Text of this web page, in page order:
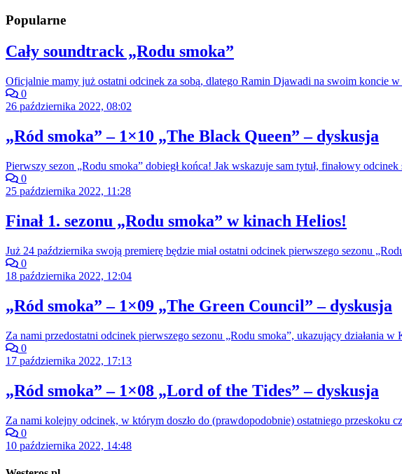
Popularne
Cały soundtrack „Rodu smoka”
Oficjalnie mamy już ostatni odcinek za sobą, dlatego Ramin Djawadi na swoim koncie
0
26 października 2022, 08:02
„Ród smoka” – 1×10 „The Black Queen” – dyskusja
Pierwszy sezon „Rodu smoka” dobiegł końca! Jak wskazuje sam tytuł, finałowy
0
25 października 2022, 11:28
Finał 1. sezonu „Rodu smoka” w kinach Helios!
Już 24 października swoją premierę będzie miał ostatni odcinek pierwszego sezonu
0
18 października 2022, 12:04
„Ród smoka” – 1×09 „The Green Council” – dyskusja
Za nami przedostatni odcinek pierwszego sezonu „Rodu smoka”, ukazujący
0
17 października 2022, 17:13
„Ród smoka” – 1×08 „Lord of the Tides” – dyskusja
Za nami kolejny odcinek, w którym doszło do (prawdopodobnie) ostatniego przeskoku
0
10 października 2022, 14:48